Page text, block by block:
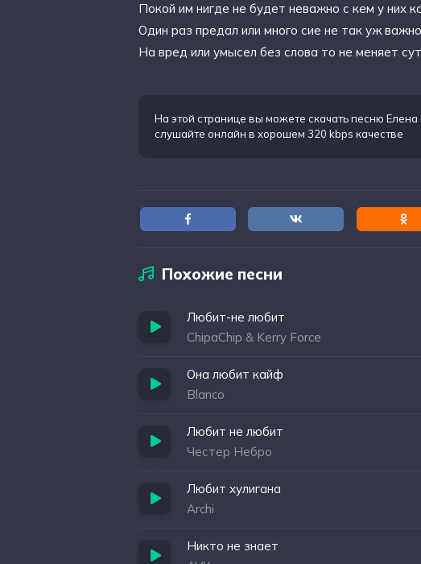
Покой им нигде не будет неважно с кем у них
Один раз предал или много сие не так уж
На вред или умысел без слова то не меняет
На этой странице вы можете скачать песню
слушайте онлайн в хорошем 320 kbps качестве
Похожие песни
Любит-не любит
ChipaChip & Kerry Force
Она любит кайф
Blanco
Любит не любит
Честер Небро
Любит хулигана
Archi
Никто не знает